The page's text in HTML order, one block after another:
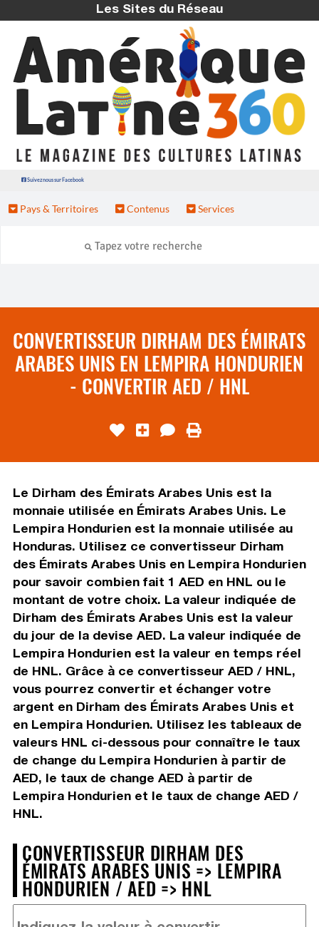
Les Sites du Réseau
Suivez nous sur Facebook
Pays & Territoires Contenus Services
CONVERTISSEUR DIRHAM DES ÉMIRATS
ARABES UNIS EN LEMPIRA HONDURIEN
- CONVERTIR AED / HNL
Le Dirham des Émirats Arabes Unis est la
monnaie utilisée en Émirats Arabes Unis. Le
Lempira Hondurien est la monnaie utilisée au
Honduras. Utilisez ce convertisseur Dirham
des Émirats Arabes Unis en Lempira Hondurien
pour savoir combien fait 1 AED en HNL ou le
montant de votre choix. La valeur indiquée de
Dirham des Émirats Arabes Unis est la valeur
du jour de la devise AED. La valeur indiquée de
Lempira Hondurien est la valeur en temps réel
de HNL. Grâce à ce convertisseur AED / HNL,
vous pourrez convertir et échanger votre
argent en Dirham des Émirats Arabes Unis et
en Lempira Hondurien. Utilisez les tableaux de
valeurs HNL ci-dessous pour connaître le taux
de change du Lempira Hondurien à partir de
AED, le taux de change AED à partir de
Lempira Hondurien et le taux de change AED /
HNL.
CONVERTISSEUR DIRHAM DES
ÉMIRATS ARABES UNIS => LEMPIRA
HONDURIEN / AED => HNL